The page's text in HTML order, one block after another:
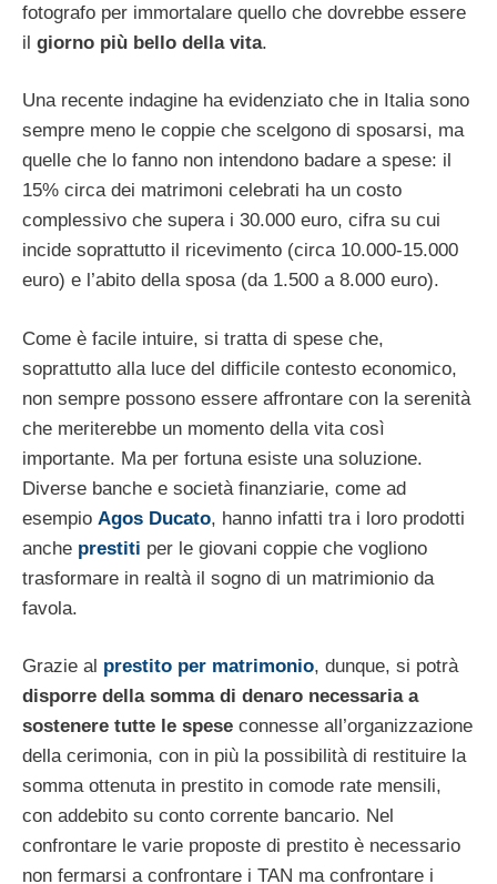
fotografo per immortalare quello che dovrebbe essere
il giorno più bello della vita.
Una recente indagine ha evidenziato che in Italia sono
sempre meno le coppie che scelgono di sposarsi, ma
quelle che lo fanno non intendono badare a spese: il
15% circa dei matrimoni celebrati ha un costo
complessivo che supera i 30.000 euro, cifra su cui
incide soprattutto il ricevimento (circa 10.000-15.000
euro) e l’abito della sposa (da 1.500 a 8.000 euro).
Come è facile intuire, si tratta di spese che,
soprattutto alla luce del difficile contesto economico,
non sempre possono essere affrontare con la serenità
che meriterebbe un momento della vita così
importante. Ma per fortuna esiste una soluzione.
Diverse banche e società finanziarie, come ad
esempio Agos Ducato, hanno infatti tra i loro prodotti
anche prestiti per le giovani coppie che vogliono
trasformare in realtà il sogno di un matrimionio da
favola.
Grazie al prestito per matrimonio, dunque, si potrà
disporre della somma di denaro necessaria a
sostenere tutte le spese connesse all’organizzazione
della cerimonia, con in più la possibilità di restituire la
somma ottenuta in prestito in comode rate mensili,
con addebito su conto corrente bancario. Nel
confrontare le varie proposte di prestito è necessario
non fermarsi a confrontare i TAN ma confrontare i